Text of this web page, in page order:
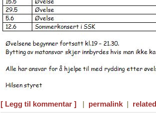
[ Legg til kommentar ] | permalink |